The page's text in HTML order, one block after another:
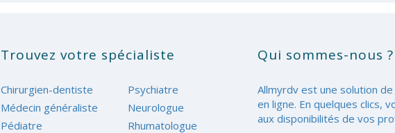
Trouvez votre spécialiste
Chirurgien-dentiste
Médecin généraliste
Pédiatre
Psychiatre
Neurologue
Rhumatologue
Qui sommes-nous ?
Allmyrdv est une solution
en ligne. En quelques clics,
aux disponibilités de vos